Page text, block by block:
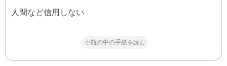
人間など信用しない
小瓶の中の手紙を読む